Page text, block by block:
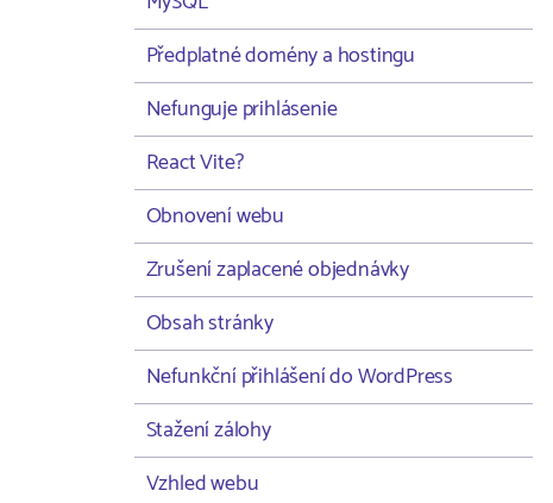
Předplatné domény a hostingu
Nefunguje prihlásenie
React Vite?
Obnovení webu
Zrušení zaplacené objednávky
Obsah stránky
Nefunkční přihlášení do WordPress
Stažení zálohy
Vzhled webu